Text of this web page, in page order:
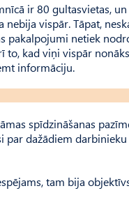
ir 80 gultasvietas, un
vispār. Tāpat,
pakalpojumi netiek
kad viņi vispār
informāciju.
spīdzināšanas
par dažādiem darbinieku
tam bija